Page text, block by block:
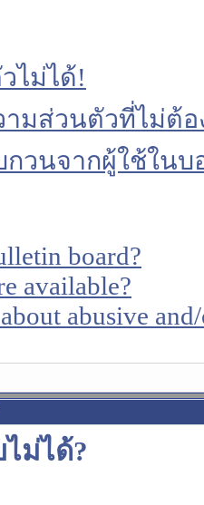
ไม่ได้!
มส่วนตัวที่ไม่ต้อ
กวนจากผู้ใช้ใน
board?
available?
abusive
ม่ได้?